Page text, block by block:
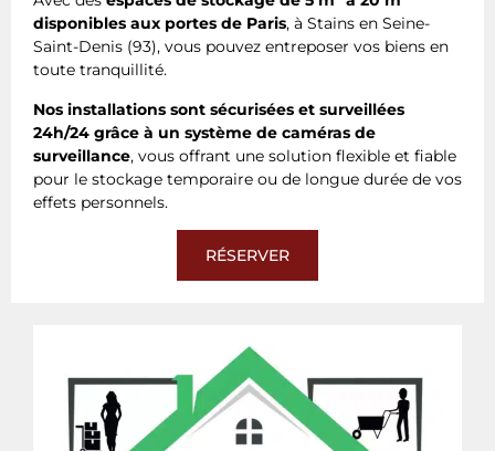
disponibles aux portes de Paris, à Stains en Seine-
Saint-Denis (93), vous pouvez entreposer vos biens en
toute tranquillité.
Nos installations sont sécurisées et surveillées
24h/24 grâce à un système de caméras de
surveillance, vous offrant une solution flexible et fiable
pour le stockage temporaire ou de longue durée de vos
effets personnels.
RÉSERVER